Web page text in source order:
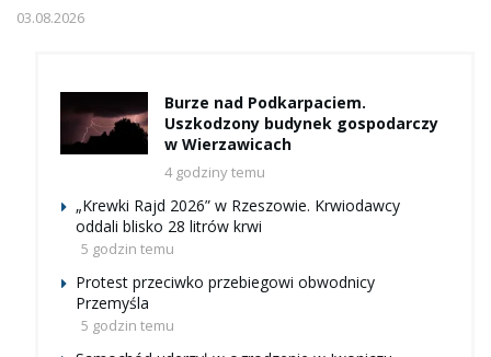
03.08.2026
Burze nad Podkarpaciem.
Uszkodzony budynek gospodarczy
w Wierzawicach
4 godziny temu
„Krewki Rajd 2026” w Rzeszowie. Krwiodawcy
oddali blisko 28 litrów krwi
5 godzin temu
Protest przeciwko przebiegowi obwodnicy
Przemyśla
5 godzin temu